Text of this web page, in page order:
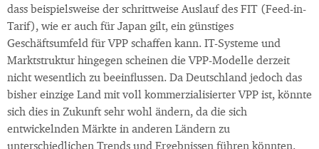
dass beispielsweise der schrittweise Auslauf des FIT (Feed-in-
Tarif), wie er auch für Japan gilt, ein günstiges
Geschäftsumfeld für VPP schaffen kann. IT-Systeme und
Marktstruktur hingegen scheinen die VPP-Modelle derzeit
nicht wesentlich zu beeinflussen. Da Deutschland jedoch das
bisher einzige Land mit voll kommerzialisierter VPP ist, könnte
sich dies in Zukunft sehr wohl ändern, da die sich
entwickelnden Märkte in anderen Ländern zu